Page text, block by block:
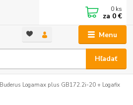
Menu
Hľadať
0 ks
za 0 €
Buderus Logamax plus GB172.2i-20 + Logafix